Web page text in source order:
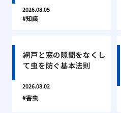
2026.08.05
知識
網戸と窓の隙間をなくし
て虫を防ぐ基本法則
2026.08.02
害虫